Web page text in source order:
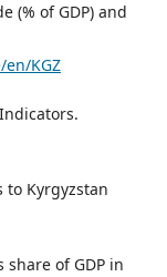
(% of GDP) and
KGZ
to Kyrgyzstan
share of GDP in